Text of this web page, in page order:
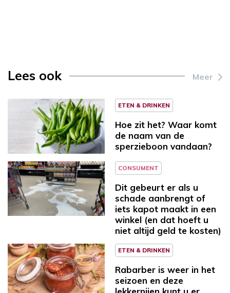
Lees ook Meer
ETEN & DRINKEN
Hoe zit het? Waar komt
de naam van de
sperzieboon vandaan?
CONSUMENT
Dit gebeurt er als u
schade aanbrengt of
iets kapot maakt in een
winkel (en dat hoeft u
niet altijd geld te kosten)
ETEN & DRINKEN
Rabarber is weer in het
seizoen en deze